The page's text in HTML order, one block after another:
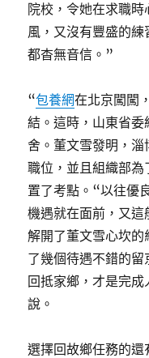
院校，令她在求職
風，又沒有豐盛的
都杳無音信。”
“包養網在北京闖闖
結。這時，山東省
舍。董文雪發明，
職位，並且組織部
置了考點。“以往優
機遇就在面前，又
解開了董文雪心坎
了幾個待遇不錯的留
回抵家鄉，才是完
說。
選擇回故鄉任務的